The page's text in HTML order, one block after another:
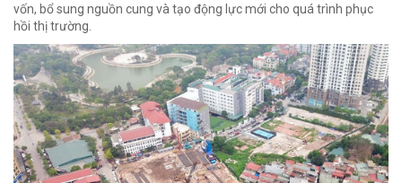
vốn, bổ sung nguồn cung và tạo động lực mới cho quá trình phục
hồi thị trường.